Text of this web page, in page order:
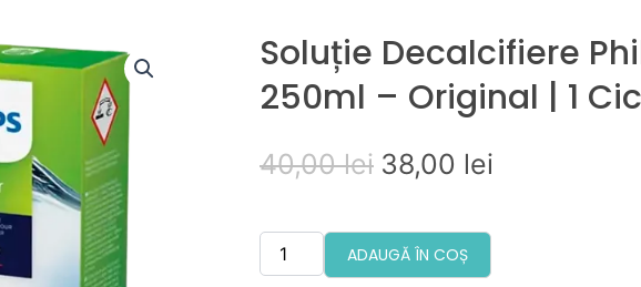
Soluție Decalcifiere
250ml – Original | 1
40,00lei
inițial
a
fost:
38,00 lei
Soluție
Decalcifiere
ADAUGĂ ÎN COȘ